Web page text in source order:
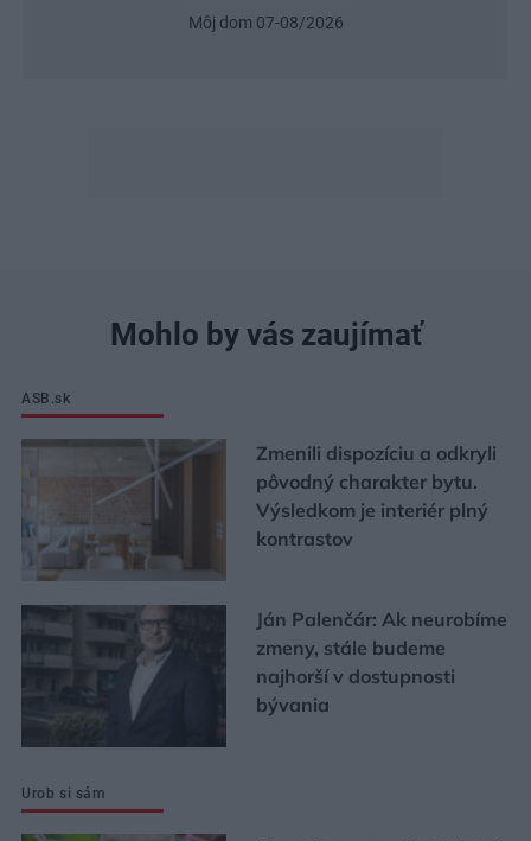
Môj dom 07-08/2026
Mohlo by vás zaujímať
ASB.sk
Zmenili dispozíciu a odkryli
pôvodný charakter bytu.
Výsledkom je interiér plný
kontrastov
Ján Palenčár: Ak neurobíme
zmeny, stále budeme
najhorší v dostupnosti
bývania
Urob si sám